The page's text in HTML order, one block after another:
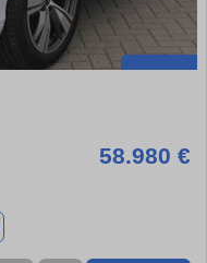
58.980 €